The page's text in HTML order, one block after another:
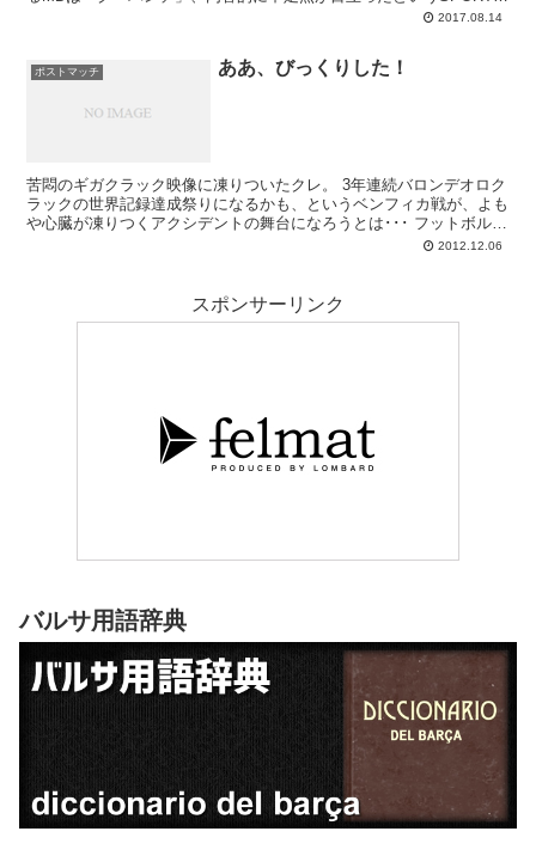
2017.08.14
ポストマッチ ああ、びっくりした！
苦悶のギガクラック映像に凍りついたクレ。 3年連続バロンデオロク
ラックの世界記録達成祭りになるかも、というベンフィカ戦が、よも
や心臓が凍りつくアクシデントの舞台になろうとは･･･ フットボルに
2012.12.06
スポンサーリンク
バルサ用語辞典